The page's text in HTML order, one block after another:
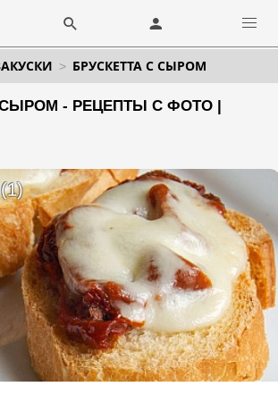
БРУСКЕТТА С СЫРОМ
СЫРОМ - РЕЦЕПТЫ С ФОТО |
(1)